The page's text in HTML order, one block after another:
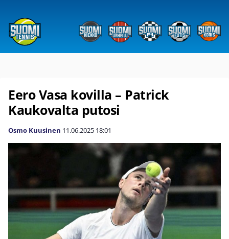
Eero Vasa kovilla – Patrick
Kaukovalta putosi
Osmo Kuusinen 11.06.2025 18:01